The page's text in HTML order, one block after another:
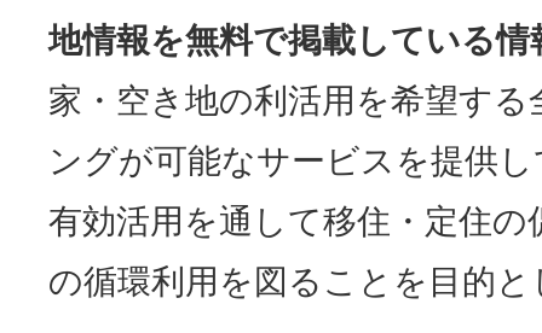
地情報を無料で掲載している情
家・空き地の利活用を希望す
ングが可能なサービスを提供
有効活用を通して移住・定住
の循環利用を図ることを目的